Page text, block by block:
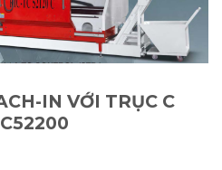
IN VỚI TRỤC C